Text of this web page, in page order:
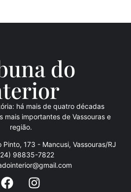
do
rior
há mais de quatro décadas
mais importantes de Vassouras e
região.
Pinto, 173 - Mancusi, Vassouras/RJ
98835-7822